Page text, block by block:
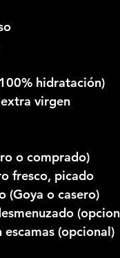
hidratación)
virgen
o comprado)
fresco, picado
(Goya o casero)
(opcional)